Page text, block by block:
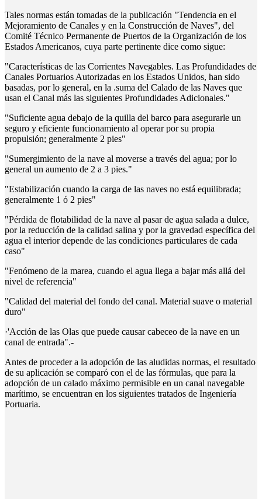
Tales normas están tomadas de la publicación "Tendencia en el
Mejoramiento de Canales y en la Construcción de Naves", del
Comité Técnico Permanente de Puertos de la Organización de los
Estados Americanos, cuya parte pertinente dice como sigue:
"Características de las Corrientes Navegables. Las Profundidades de
Canales Portuarios Autorizadas en los Estados Unidos, han sido
basadas, por lo general, en la .suma del Calado de las Naves que
usan el Canal más las siguientes Profundidades Adicionales."
"Suficiente agua debajo de la quilla del barco para asegurarle un
seguro y eficiente funcionamiento al operar por su propia
propulsión; generalmente 2 pies"
"Sumergimiento de la nave al moverse a través del agua; por lo
general un aumento de 2 a 3 pies."
"Estabilización cuando la carga de las naves no está equilibrada;
generalmente 1 ó 2 pies"
"Pérdida de flotabilidad de la nave al pasar de agua salada a dulce,
por la reducción de la calidad salina y por la gravedad específica del
agua el interior depende de las condiciones particulares de cada
caso"
"Fenómeno de la marea, cuando el agua llega a bajar más allá del
nivel de referencia"
"Calidad del material del fondo del canal. Material suave o material
duro"
·'Acción de las Olas que puede causar cabeceo de la nave en un
canal de entrada".-
Antes de proceder a la adopción de las aludidas normas, el resultado
de su aplicación se comparó con el de las fórmulas, que para la
adopción de un calado máximo permisible en un canal navegable
marítimo, se encuentran en los siguientes tratados de Ingeniería
Portuaria.